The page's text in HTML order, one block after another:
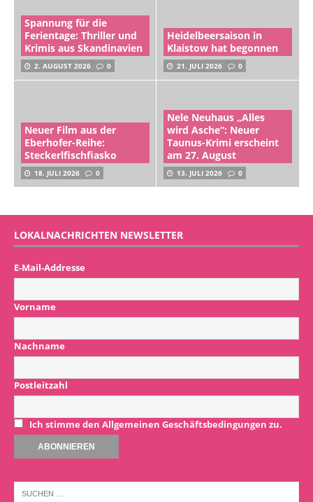
Spannung für die
Ferientage: Thriller und
Krimis aus Skandinavien
2. AUGUST 2026 0
Heidelbeersaison in
Klaistow hat begonnen
21. JULI 2026 0
Neuer Film aus der
Eberhofer-Reihe:
Steckerlfischfiasko
18. JULI 2026 0
Nele Neuhaus „Alles
wird Asche“: Neuer
Taunus-Krimi erscheint
am 27. August
13. JULI 2026 0
LOKALNACHRICHTEN NEWSLETTER
E-Mail-Addresse
Vorname
Nachname
Postleitzahl
Ich stimme den Allgemeinen Geschäftsbedingungen zu.